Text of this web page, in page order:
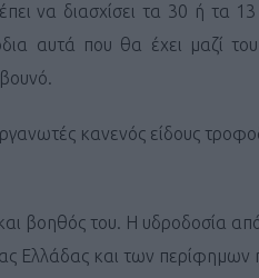
να διασχίσει τα 30 ή τα
αυτά που θα έχει μαζί
κανενός είδους
βοηθός του. Η υδροδοσία
Ελλάδας και των